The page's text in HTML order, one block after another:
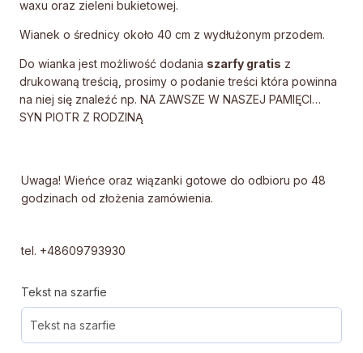
waxu oraz zieleni bukietowej.
Wianek o średnicy około 40 cm z wydłużonym przodem.
Do wianka jest możliwość dodania szarfy gratis z
drukowaną treścią, prosimy o podanie treści która powinna
na niej się znaleźć np. NA ZAWSZE W NASZEJ PAMIĘCI…
SYN PIOTR Z RODZINĄ
Uwaga! Wieńce oraz wiązanki gotowe do odbioru po 48
godzinach od złożenia zamówienia.
tel. +48609793930
Tekst na szarfie